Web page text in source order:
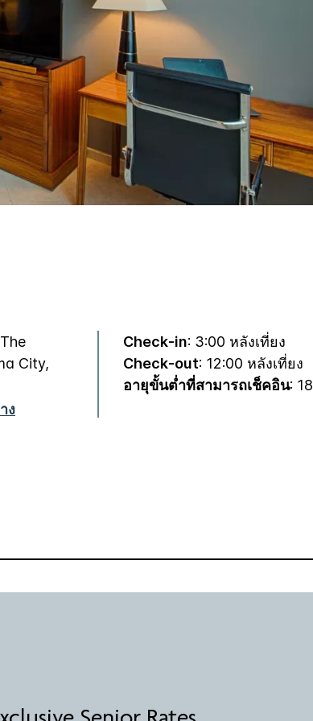
City,
ง
Check-in: 3:00 หลังเที่ยง
Check-out: 12:00 หลังเที่ยง
อายุขั้นต่ำที่สามารถเช็คอิน: 18